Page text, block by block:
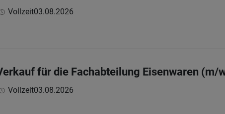
Vollzeit03.08.2026
für die Fachabteilung Eisenwaren (m/
Vollzeit03.08.2026